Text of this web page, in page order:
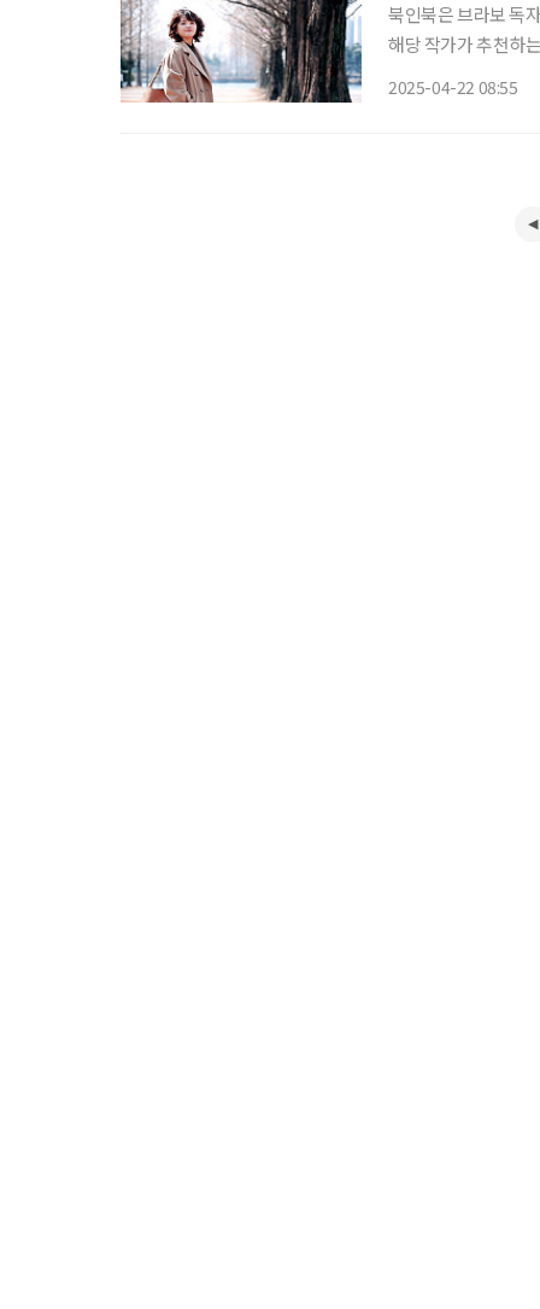
북인북은 브라보 독
해당 작가가 추천하는 책들도 함께 즐겨
2025-04-22 08:55